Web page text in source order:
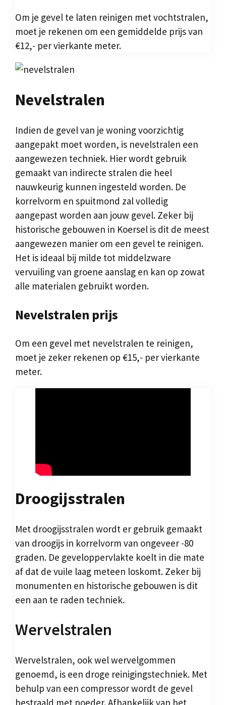
Om je gevel te laten reinigen met vochtstralen,
moet je rekenen om een gemiddelde prijs van
€12,- per vierkante meter.
Nevelstralen
Indien de gevel van je woning voorzichtig
aangepakt moet worden, is nevelstralen een
aangewezen techniek. Hier wordt gebruik
gemaakt van indirecte stralen die heel
nauwkeurig kunnen ingesteld worden. De
korrelvorm en spuitmond zal volledig
aangepast worden aan jouw gevel. Zeker bij
historische gebouwen in Koersel is dit de meest
aangewezen manier om een gevel te reinigen.
Het is ideaal bij milde tot middelzware
vervuiling van groene aanslag en kan op zowat
alle materialen gebruikt worden.
Nevelstralen prijs
Om een gevel met nevelstralen te reinigen,
moet je zeker rekenen op €15,- per vierkante
meter.
Droogijsstralen
Met droogijsstralen wordt er gebruik gemaakt
van droogijs in korrelvorm van ongeveer -80
graden. De geveloppervlakte koelt in die mate
af dat de vuile laag meteen loskomt. Zeker bij
monumenten en historische gebouwen is dit
een aan te raden techniek.
Wervelstralen
Wervelstralen, ook wel wervelgommen
genoemd, is een droge reinigingstechniek. Met
behulp van een compressor wordt de gevel
bestraald met poeder. Afhankelijk van het